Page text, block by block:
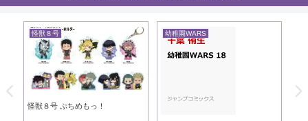
怪獣８号
怪獣８号 ぷちめもっ！
幼稚園WARS